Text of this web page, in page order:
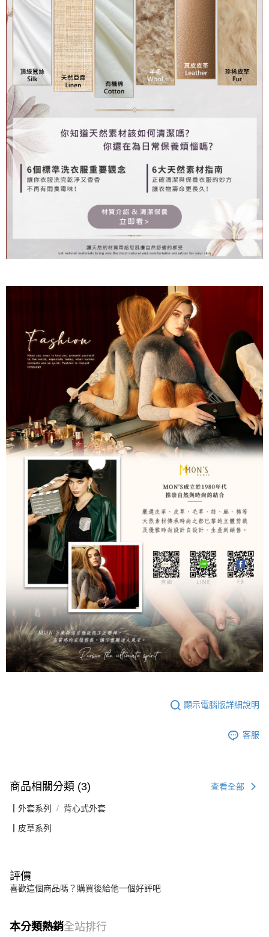
顯示電腦版詳細說明
客服
商品相關分類 (3) 查看全部
┃外套系列 背心式外套
┃皮草系列
評價
喜歡這個商品嗎？購買後給他一個好評吧
本分類熱銷全站排行